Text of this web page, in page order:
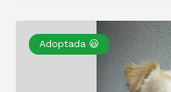
Adoptada 😃